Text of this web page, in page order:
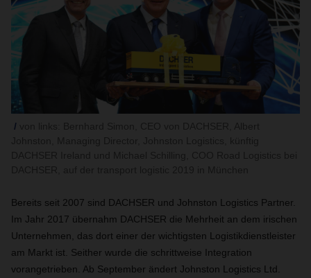
Bereits seit 2007 sind DACHSER und Johnston Logistics Partner.
Im Jahr 2017 übernahm DACHSER die Mehrheit an dem irischen
Unternehmen, das dort einer der wichtigsten Logistikdienstleister
am Markt ist. Seither wurde die schrittweise Integration
vorangetrieben. Ab September ändert Johnston Logistics Ltd.